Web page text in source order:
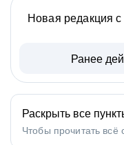
Новая редакция
Ранее
Раскрыть все
Чтобы прочитать всё